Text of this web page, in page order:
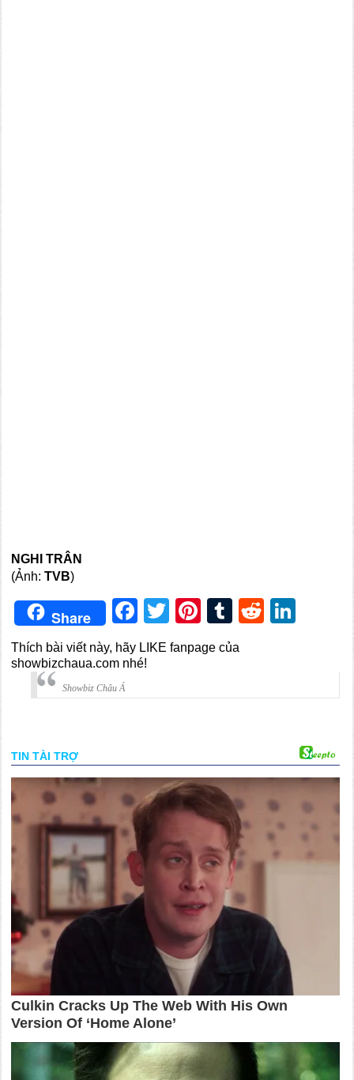
NGHI TRÂN
(Ảnh:TVB)
Share Facebook
TwitterPinterest
TumblrReddit
Thích bài viết này, hãy LIKE fanpage của
showbizchaua.com nhé!
Showbiz Châu Á